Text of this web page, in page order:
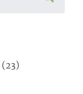
(23)